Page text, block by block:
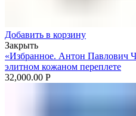
Добавить в корзину
Закрыть
«Избранное. Антон Павлович
элитном кожаном переплете
32,000.00 Р